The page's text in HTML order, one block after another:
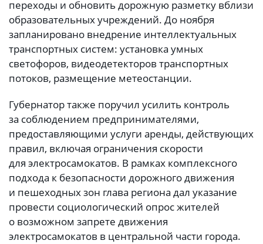
переходы и обновить дорожную разметку вблизи
образовательных учреждений. До ноября
запланировано внедрение интеллектуальных
транспортных систем: установка умных
светофоров, видеодетекторов транспортных
потоков, размещение метеостанции.
Губернатор также поручил усилить контроль
за соблюдением предпринимателями,
предоставляющими услуги аренды, действующих
правил, включая ограничения скорости
для электросамокатов. В рамках комплексного
подхода к безопасности дорожного движения
и пешеходных зон глава региона дал указание
провести социологический опрос жителей
о возможном запрете движения
электросамокатов в центральной части города.